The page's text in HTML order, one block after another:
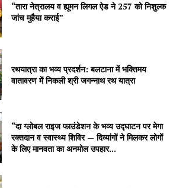
“तारा नेत्रालय व ह्यूमन लिगल ऐड ने 257 को निशुल्क
जांच मुहैया कराई”
रथयात्रा का भव्य प्रदर्शन: बलटाना में भक्तिमय
वातावरण में निकली श्री जगन्नाथ रथ यात्रा
“दा ग्लोबल राइज फाउंडेशन के भव्य उद्घाटन पर मेगा
रक्तदान व स्वास्थ्य शिविर — दिव्यांगों ने मिलकर लोगों
के लिए मानवता का अनमोल उपहार...